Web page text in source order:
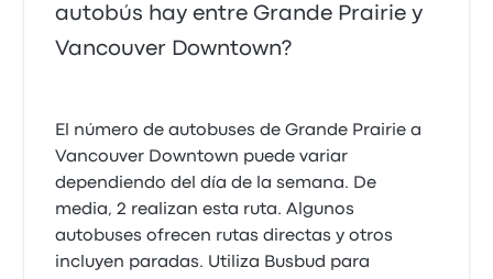
autobús hay entre Grande Prairie y
Vancouver Downtown?
El número de autobuses de Grande Prairie a
Vancouver Downtown puede variar
dependiendo del día de la semana. De
media, 2 realizan esta ruta. Algunos
autobuses ofrecen rutas directas y otros
incluyen paradas. Utiliza Busbud para